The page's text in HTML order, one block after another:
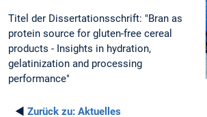
Titel der Dissertationsschrift: "Bran as
protein source for gluten-free cereal
products - Insights in hydration,
gelatinization and processing
performance"
◄ Zurück zu: Aktuelles